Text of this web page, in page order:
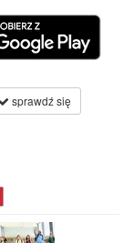
sprawdź się